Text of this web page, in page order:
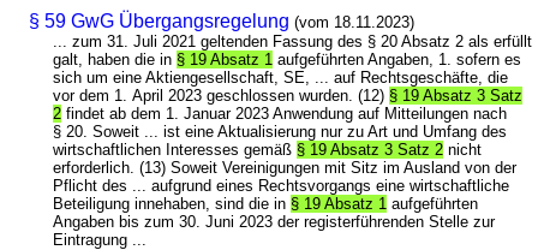
§ 59 GwG Übergangsregelung (vom 18.11.2023)
... zum 31. Juli 2021 geltenden Fassung des § 20 Absatz 2 als erfüllt
galt, haben die in § 19 Absatz 1 aufgeführten Angaben, 1. sofern es
sich um eine Aktiengesellschaft, SE, ... auf Rechtsgeschäfte, die
vor dem 1. April 2023 geschlossen wurden. (12) § 19 Absatz 3 Satz
2 findet ab dem 1. Januar 2023 Anwendung auf Mitteilungen nach
§ 20. Soweit ... ist eine Aktualisierung nur zu Art und Umfang des
wirtschaftlichen Interesses gemäß § 19 Absatz 3 Satz 2 nicht
erforderlich. (13) Soweit Vereinigungen mit Sitz im Ausland von der
Pflicht des ... aufgrund eines Rechtsvorgangs eine wirtschaftliche
Beteiligung innehaben, sind die in § 19 Absatz 1 aufgeführten
Angaben bis zum 30. Juni 2023 der registerführenden Stelle zur
Eintragung ...